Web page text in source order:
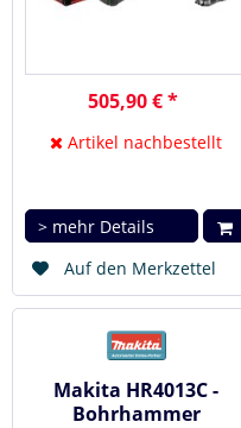
505,90 € *
Artikel nachbestellt
> mehr Details
Auf den Merkzettel
Makita HR4013C -
Bohrhammer